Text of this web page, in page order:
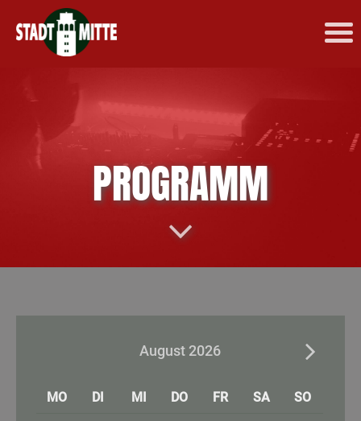
PROGRAMM
August 2026
MO DI MI DO FR SA SO